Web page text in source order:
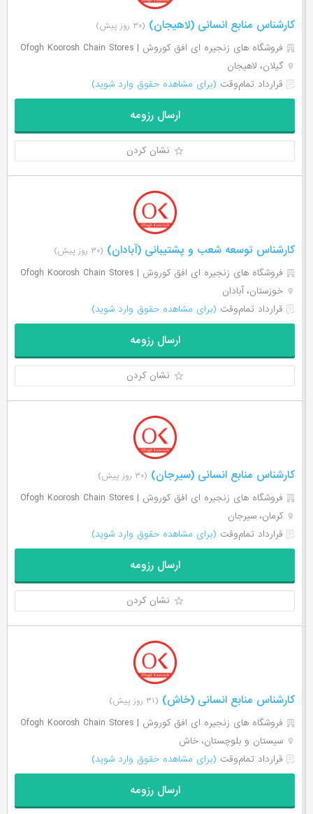
کارشناس منابع انسانی (لاهیجان) (۳۰ روز پیش)
فروشگاه های زنجیره ای افق کوروش | Ofogh Koorosh Chain Stores
گیلان، لاهیجان
قرارداد تمام‌وقت (برای مشاهده حقوق وارد شوید)
ارسال رزومه
نشان کردن
کارشناس توسعه شعب و پشتیبانی (آبادان) (۳۰ روز پیش)
فروشگاه های زنجیره ای افق کوروش | Ofogh Koorosh Chain Stores
خوزستان، آبادان
قرارداد تمام‌وقت (برای مشاهده حقوق وارد شوید)
ارسال رزومه
نشان کردن
کارشناس منابع انسانی (سیرجان) (۳۰ روز پیش)
فروشگاه های زنجیره ای افق کوروش | Ofogh Koorosh Chain Stores
کرمان، سیرجان
قرارداد تمام‌وقت (برای مشاهده حقوق وارد شوید)
ارسال رزومه
نشان کردن
کارشناس منابع انسانی (خاش) (۳۱ روز پیش)
فروشگاه های زنجیره ای افق کوروش | Ofogh Koorosh Chain Stores
سیستان و بلوچستان، خاش
قرارداد تمام‌وقت (برای مشاهده حقوق وارد شوید)
ارسال رزومه